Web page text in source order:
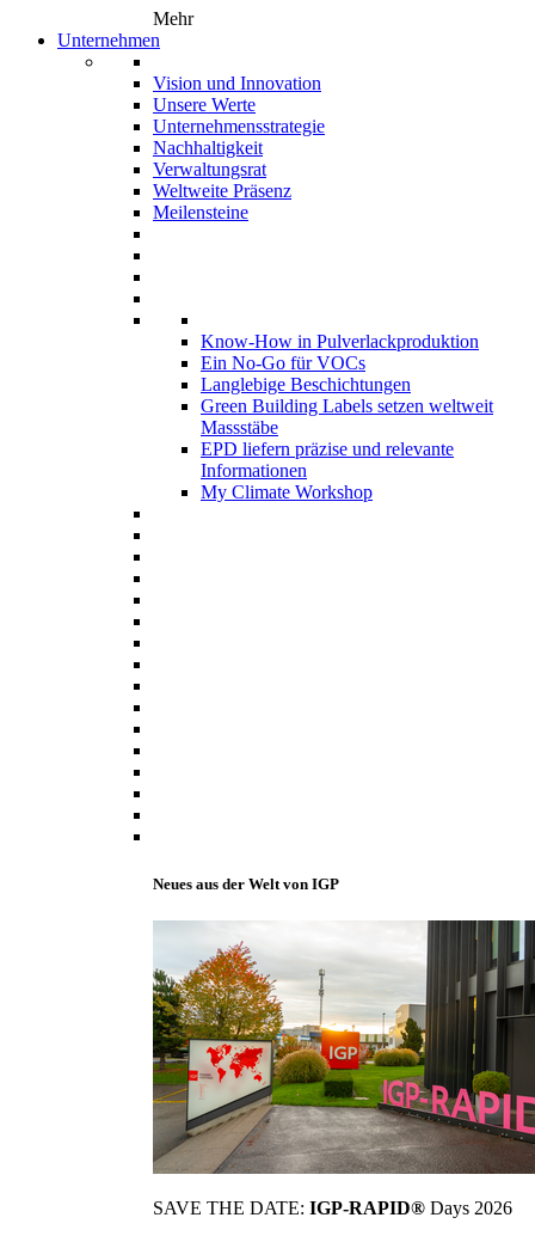
Mehr
Unternehmen
Vision und Innovation
Unsere Werte
Unternehmensstrategie
Nachhaltigkeit
Verwaltungsrat
Weltweite Präsenz
Meilensteine
Know-How in Pulverlackproduktion
Ein No-Go für VOCs
Langlebige Beschichtungen
Green Building Labels setzen weltweit
Massstäbe
EPD liefern präzise und relevante
Informationen
My Climate Workshop
Neues aus der Welt von IGP
SAVE THE DATE: IGP-RAPID® Days 2026